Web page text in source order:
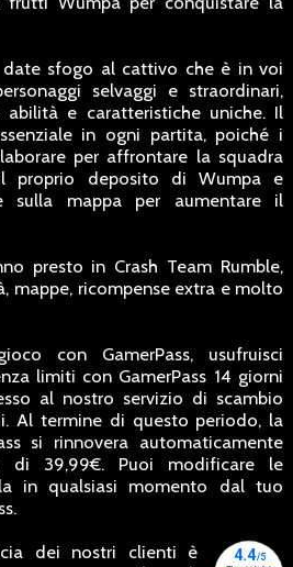
sfogo al cattivo che è in voi
selvaggi e straordinari,
e caratteristiche uniche. Il
in ogni partita, poiché i
per affrontare la squadra
proprio deposito di Wumpa e
sulla mappa per aumentare il
presto in Crash Team Rumble,
mappe, ricompense extra e molto
con GamerPass, usufruisci
limiti con GamerPass 14 giorni
al nostro servizio di scambio
Al termine di questo periodo, la
si rinnovera automaticamente
di 39,99€. Puoi modificare le
in qualsiasi momento dal tuo
dei nostri clienti è